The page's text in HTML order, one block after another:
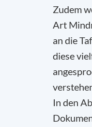
Zudem
Art
an die
diese
In den